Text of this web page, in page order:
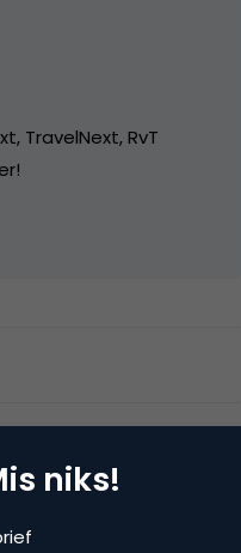
TravelNext, RvT
niks!